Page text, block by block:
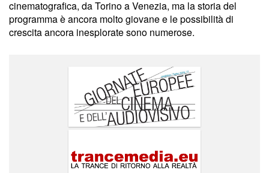
cinematografica, da Torino a Venezia, ma la storia del
programma è ancora molto giovane e le possibilità di
crescita ancora inesplorate sono numerose.